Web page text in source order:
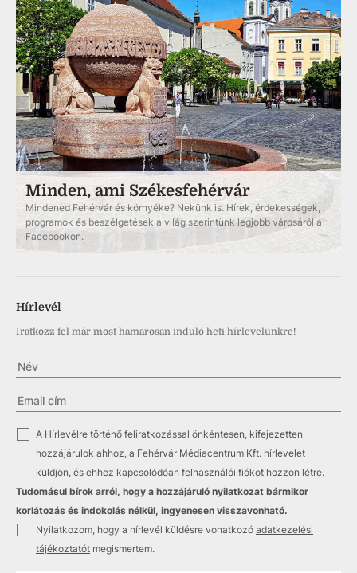
Minden, ami Székesfehérvár
Mindened Fehérvár és környéke? Nekünk is. Hírek, érdekességek,
programok és beszélgetések a világ szerintünk legjobb városáról a
Facebookon.
Hírlevél
Iratkozz fel már most hamarosan induló heti hírlevelünkre!
A Hírlevélre történő feliratkozással önkéntesen, kifejezetten
hozzájárulok ahhoz, a Fehérvár Médiacentrum Kft. hírlevelet
küldjön, és ehhez kapcsolódóan felhasználói fiókot hozzon létre.
Tudomásul bírok arról, hogy a hozzájáruló nyilatkozat bármikor
korlátozás és indokolás nélkül, ingyenesen visszavonható.
Nyilatkozom, hogy a hírlevél küldésre vonatkozó adatkezelési
tájékoztatót megismertem.